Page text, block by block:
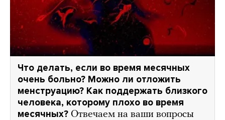
Что делать, если во время месячных
очень больно? Можно ли отложить
менструацию? Как поддержать близкого
человека, которому плохо во время
месячных? Отвечаем на ваши вопросы